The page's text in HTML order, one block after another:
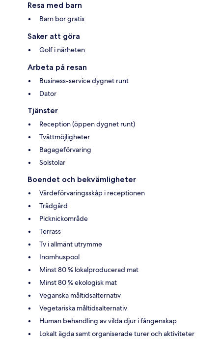
Resa med barn
Barn bor gratis
Saker att göra
Golf i närheten
Arbeta på resan
Business-service dygnet runt
Dator
Tjänster
Reception (öppen dygnet runt)
Tvättmöjligheter
Bagageförvaring
Solstolar
Boendet och bekvämligheter
Värdeförvaringsskåp i receptionen
Trädgård
Picknickområde
Terrass
Tv i allmänt utrymme
Inomhuspool
Minst 80 % lokalproducerad mat
Minst 80 % ekologisk mat
Veganska måltidsalternativ
Vegetariska måltidsalternativ
Human behandling av vilda djur i fångenskap
Lokalt ägda samt organiserade turer och aktiviteter